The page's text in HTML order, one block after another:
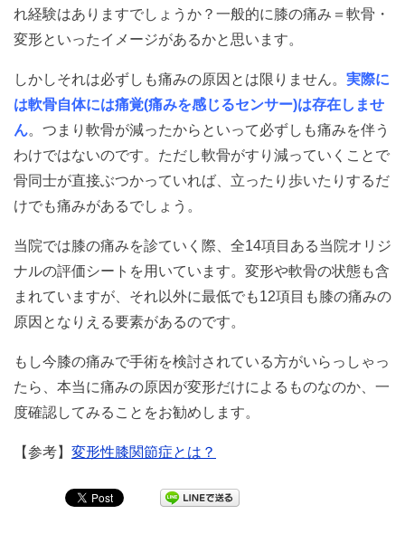
れ経験はありますでしょうか？一般的に膝の痛み＝軟骨・
変形といったイメージがあるかと思います。
しかしそれは必ずしも痛みの原因とは限りません。 実際に
は軟骨自体には痛覚(痛みを感じるセンサー)は存在しませ
ん。つまり軟骨が減ったからといって必ずしも痛みを伴う
わけではないのです。ただし軟骨がすり減っていくことで
骨同士が直接ぶつかっていれば、立ったり歩いたりするだ
けでも痛みがあるでしょう。
当院では膝の痛みを診ていく際、全14項目ある当院オリジ
ナルの評価シートを用いています。変形や軟骨の状態も含
まれていますが、それ以外に最低でも12項目も膝の痛みの
原因となりえる要素があるのです。
もし今膝の痛みで手術を検討されている方がいらっしゃっ
たら、本当に痛みの原因が変形だけによるものなのか、一
度確認してみることをお勧めします。
【参考】 変形性膝関節症とは？